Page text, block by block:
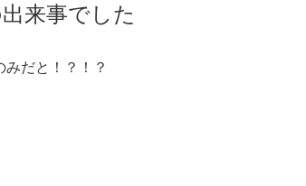
来事でした
だと！？！？